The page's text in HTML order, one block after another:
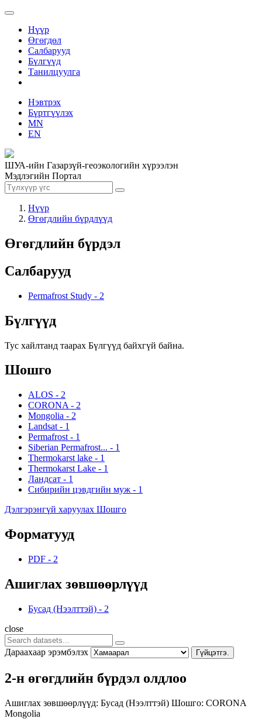
Нүүр
Өгөгдөл
Салбарууд
Бүлгүүд
Танилцуулга
Нэвтрэх
Бүртгүүлэх
MN
EN
ШУА-ийн Газарзүй-геоэкологийн хүрээлэн
Мэдлэгийн Портал
Нүүр
Өгөгдлийн бүрдлүүд
Өгөгдлийн бүрдэл
Салбарууд
Permafrost Study - 2
Бүлгүүд
Тус хайлтанд таарах Бүлгүүд байхгүй байна.
Шошго
ALOS - 2
CORONA - 2
Mongolia - 2
Landsat - 1
Permafrost - 1
Siberian Permafrost... - 1
Thermokarst lake - 1
Thermokarst Lake - 1
Ландсат - 1
Сибирийн цэвдгийн муж - 1
Дэлгэрэнгүй харуулах Шошго
Форматууд
PDF - 2
Ашиглах зөвшөөрлүүд
Бусад (Нээлттэй) - 2
close
Дараахаар эрэмбэлэх Гүйцэтгэ.
2-н өгөгдлийн бүрдэл олдлоо
Ашиглах зөвшөөрлүүд: Бусад (Нээлттэй) Шошго: CORONA
Mongolia